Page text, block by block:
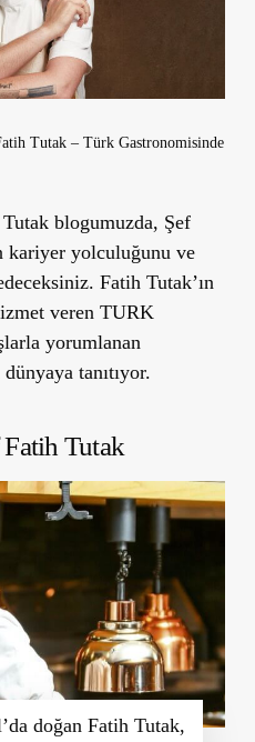
Tutak – Türk Gastronomisinde
blogumuzda, Şef
kariyer yolculuğunu ve
Fatih Tutak’ın
veren TURK
yorumlanan
tanıtıyor.
Tutak
doğan Fatih Tutak,